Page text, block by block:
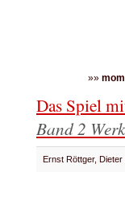
»»
Das Spiel
Band 2
Ernst Röttger, Dieter